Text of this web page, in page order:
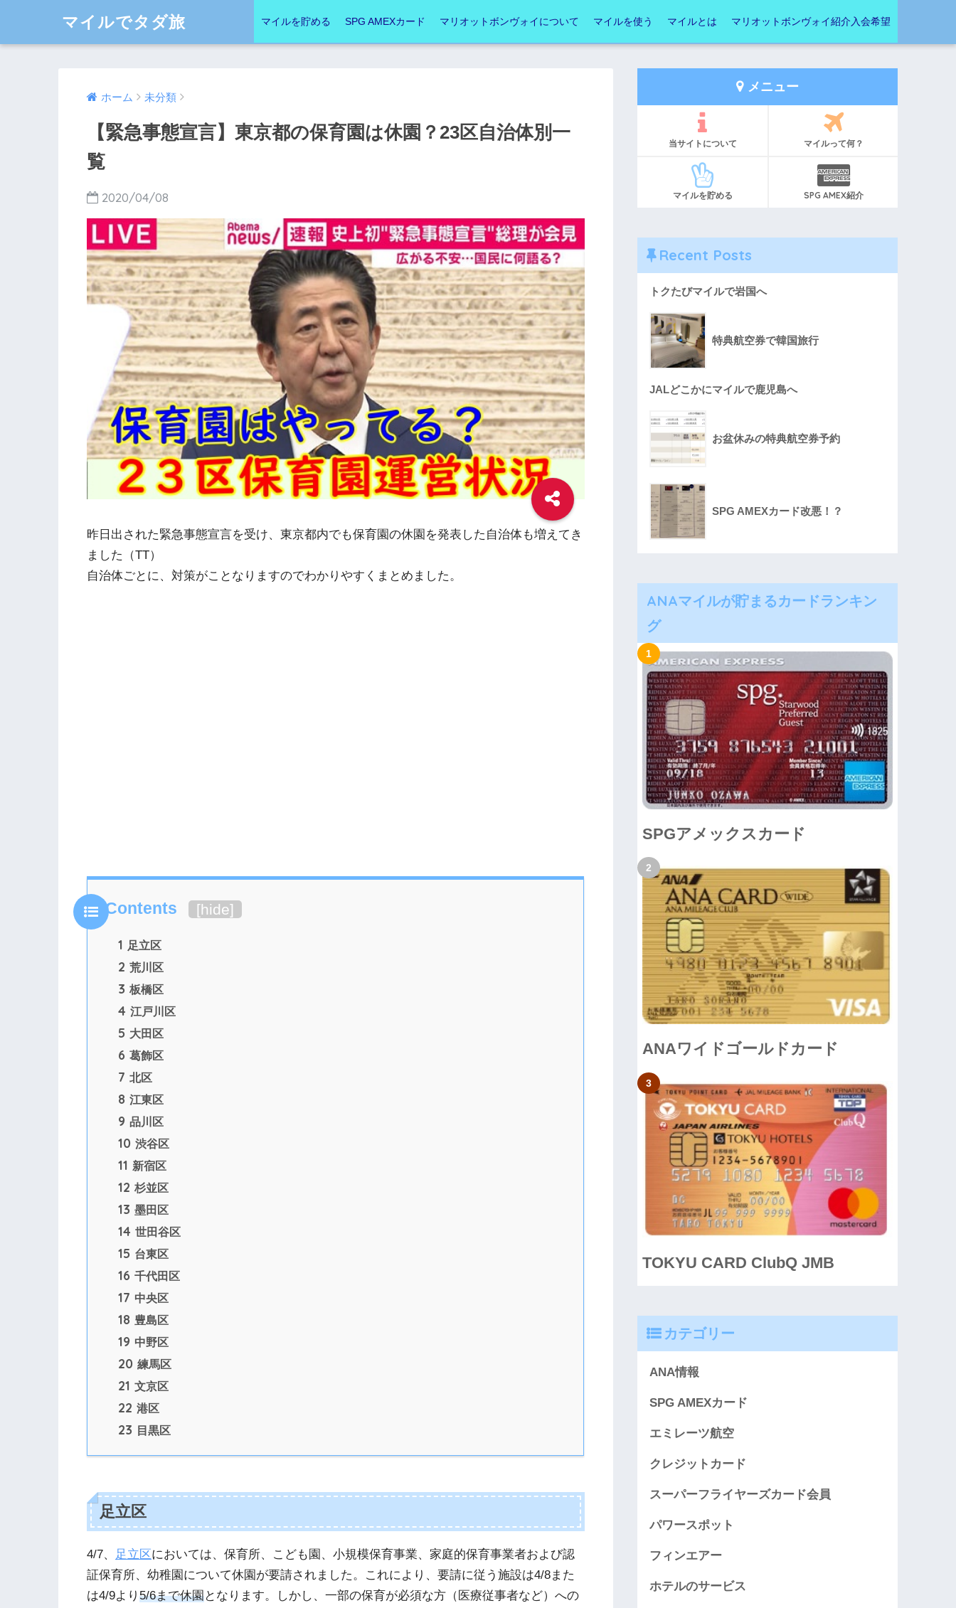
マイルでタダ旅 マイルを貯める SPG AMEXカード マリオットボンヴォイについて マイルを使う マイルとは マリオットボンヴォイ紹介入会希望
ホーム 未分類
【緊急事態宣言】東京都の保育園は休園？23区自治体別一
覧
2020/04/08
昨日出された緊急事態宣言を受け、東京都内でも保育園の休園を発表した自治体も増えてき
ました（TT）
自治体ごとに、対策がことなりますのでわかりやすくまとめました。
Contents [hide]
1 足立区
2 荒川区
3 板橋区
4 江戸川区
5 大田区
6 葛飾区
7 北区
8 江東区
9 品川区
10 渋谷区
11 新宿区
12 杉並区
13 墨田区
14 世田谷区
15 台東区
16 千代田区
17 中央区
18 豊島区
19 中野区
20 練馬区
21 文京区
22 港区
23 目黒区
足立区
4/7、 足立区においては、保育所、こども園、小規模保育事業、家庭的保育事業者および認
証保育所、幼稚園について休園が要請されました。これにより、要請に従う施設は4/8また
は4/9より 5/6まで休園となります。しかし、一部の保育が必須な方（医療従事者など）への
メニュー
当サイトについて マイルって何？
マイルを貯める SPG AMEX紹介
Recent Posts
トクたびマイルで岩国へ
特典航空券で韓国旅行
JALどこかにマイルで鹿児島へ
お盆休みの特典航空券予約
SPG AMEXカード改悪！？
ANAマイルが貯まるカードランキン
グ
SPGアメックスカード
ANAワイドゴールドカード
TOKYU CARD ClubQ JMB
カテゴリー
ANA情報
SPG AMEXカード
エミレーツ航空
クレジットカード
スーパーフライヤーズカード会員
パワースポット
フィンエアー
ホテルのサービス